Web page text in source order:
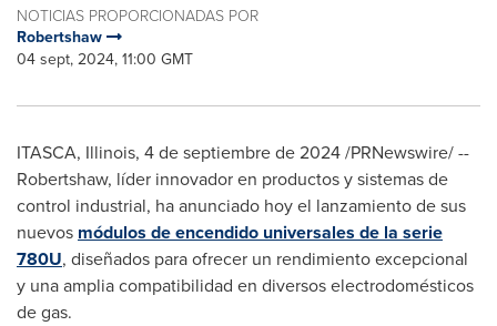
NOTICIAS PROPORCIONADAS POR
Robertshaw
04 sept, 2024, 11:00 GMT
ITASCA, Illinois, 4 de septiembre de 2024/PRNewswire/ --
Robertshaw, líder innovador en productos y sistemas de
control industrial, ha anunciado hoy el lanzamiento de sus
nuevos módulos de encendido universales de la serie
780U, diseñados para ofrecer un rendimiento excepcional
y una amplia compatibilidad en diversos electrodomésticos
de gas.